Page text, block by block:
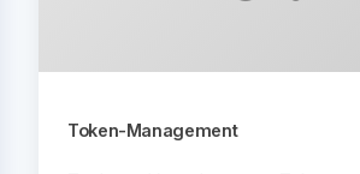
Token-Management